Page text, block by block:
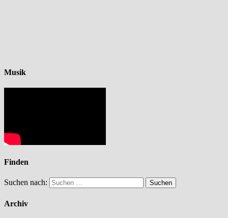
Musik
Finden
Suchen nach:
Archiv